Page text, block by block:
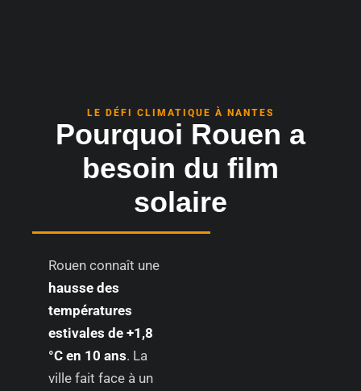
LE DÉFI CLIMATIQUE À NANTES
Pourquoi Rouen a
besoin du film
solaire
Rouen connaît une
hausse des
températures
estivales de +1,8
°C en 10 ans. La
ville fait face à un